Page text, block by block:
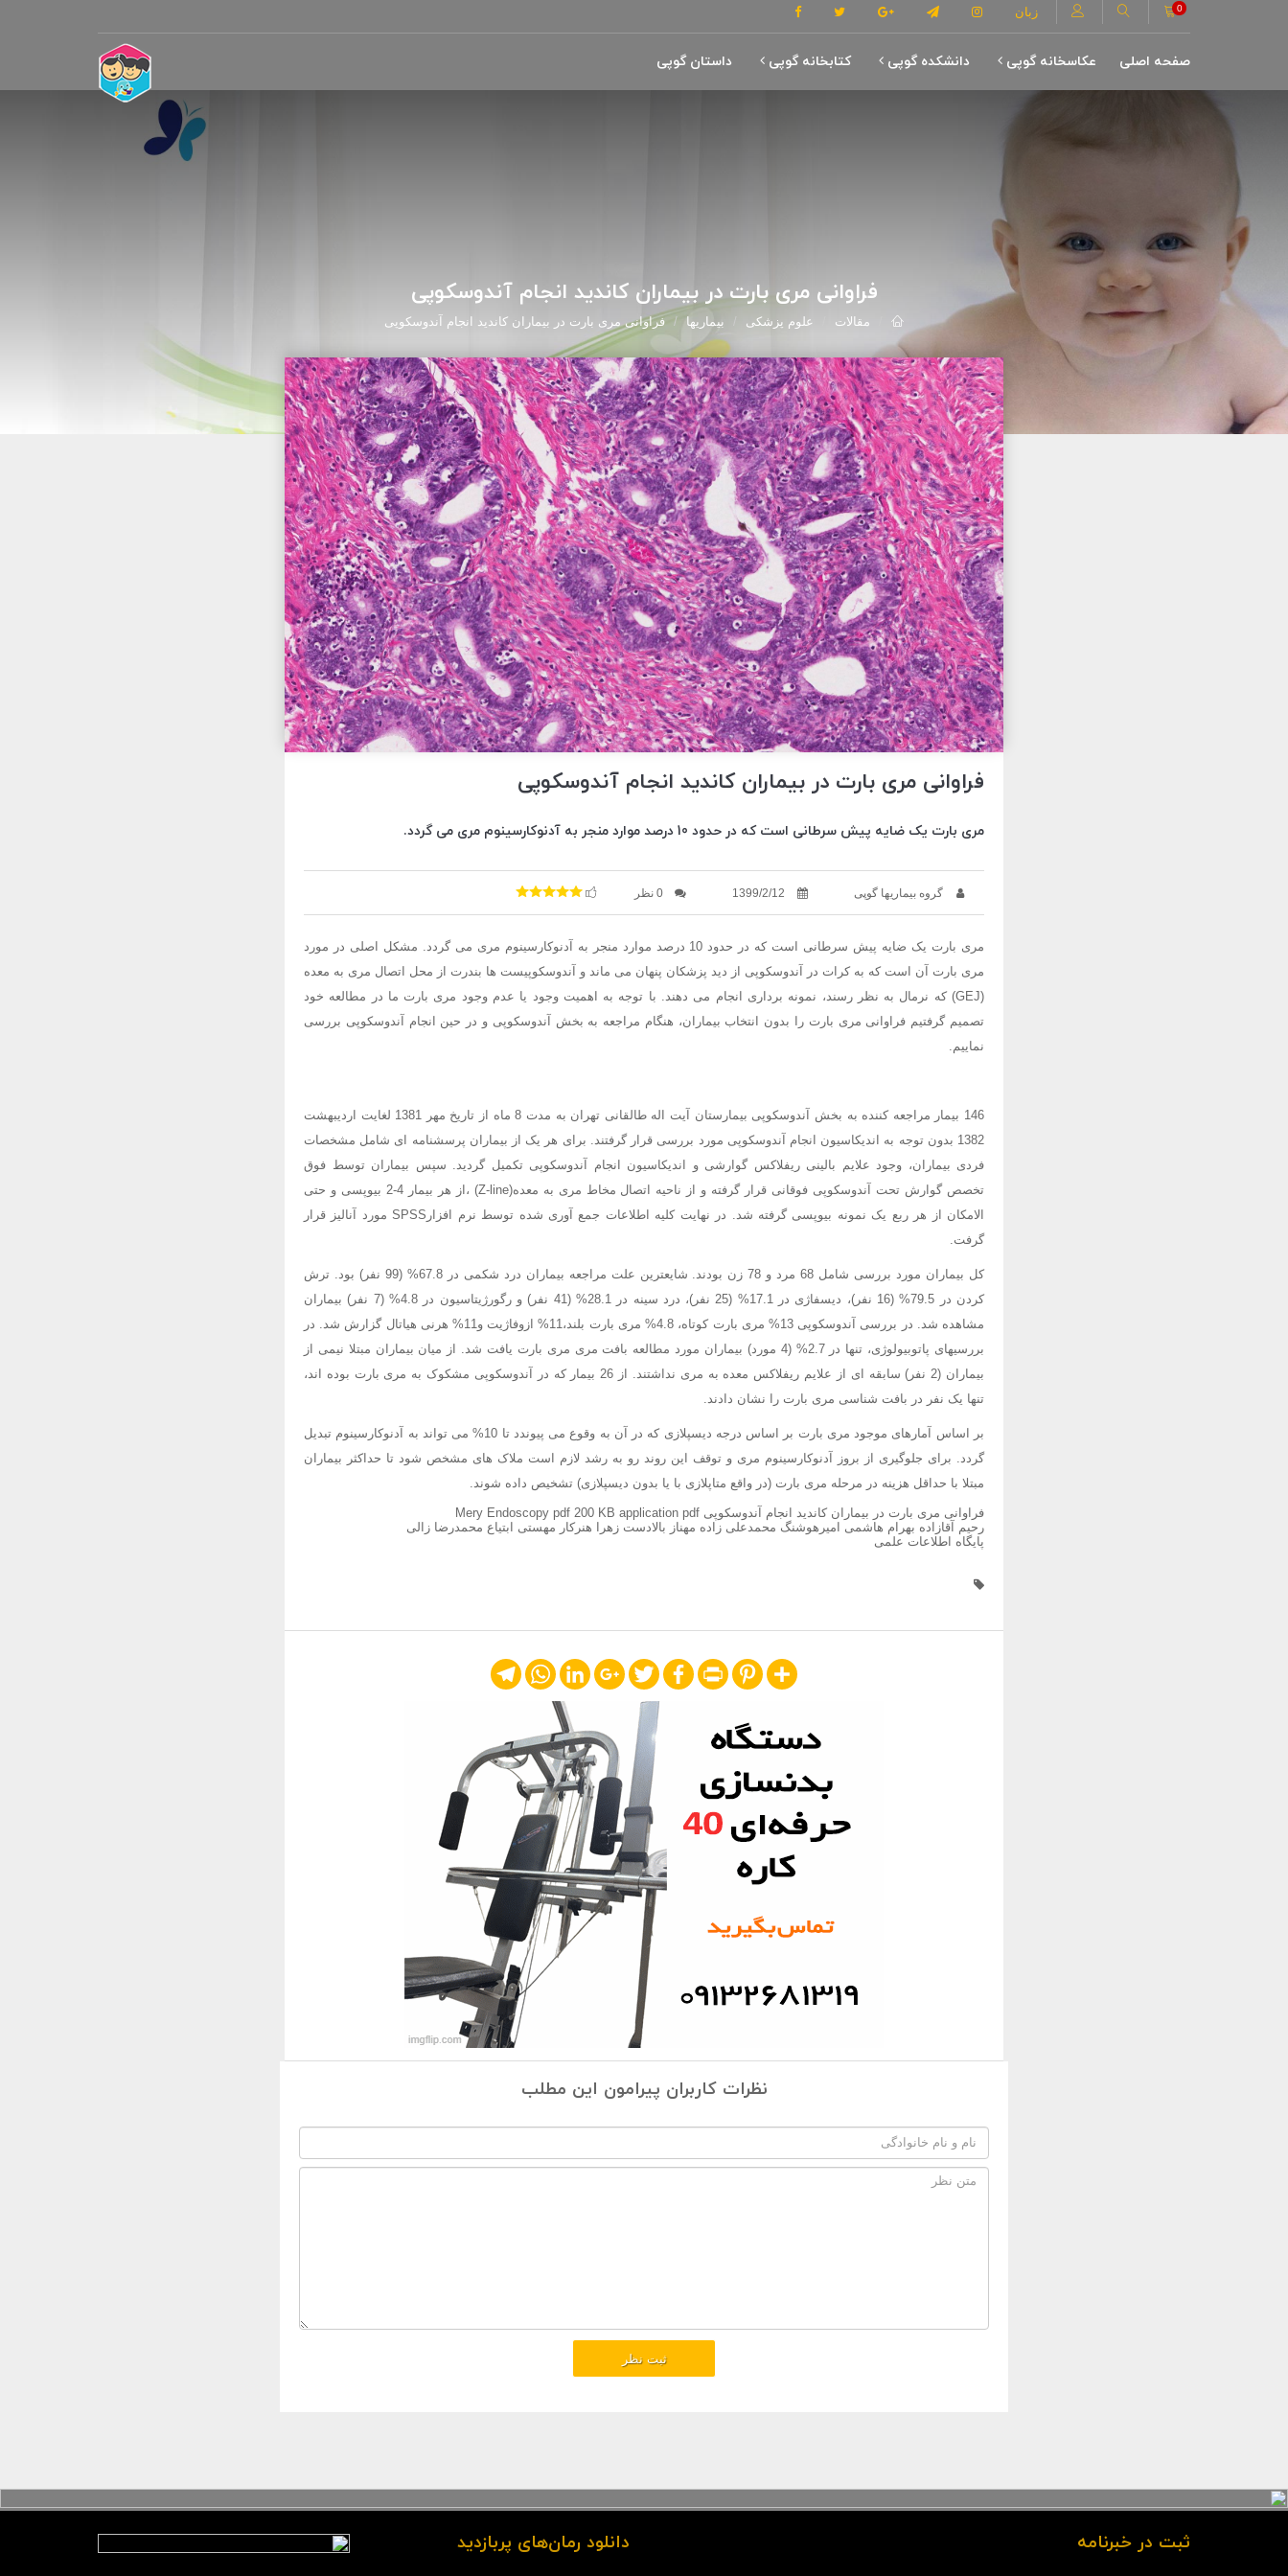
زبان 0
صفحه اصلی عکاسخانه گوپی دانشکده گوپی کتابخانه گوپی داستان گوپی
فراوانی مری بارت در بیماران کاندید انجام آندوسکوپی
مقالات علوم پزشکی بیماریها فراوانی مری بارت در بیماران کاندید انجام آندوسکوپی
فراوانی مری بارت در بیماران کاندید انجام آندوسکوپی
مری بارت یک ضایه پیش سرطانی است که در حدود 10 درصد موارد منجر به آدنوکارسینوم مری می گردد.
گروه بیماریها گوپی 1399/2/12 0 نظر
مری بارت یک ضایه پیش سرطانی است که در حدود 10 درصد موارد منجر به آدنوکارسینوم مری می گردد. مشکل اصلی در مورد
مری بارت آن است که به کرات در آندوسکوپی از دید پزشکان پنهان می ماند و آندوسکوپیست ها بندرت از محل اتصال مری به معده
(GEJ) که نرمال به نظر رسند، نمونه برداری انجام می دهند. با توجه به اهمیت وجود یا عدم وجود مری بارت ما در مطالعه خود
تصمیم گرفتیم فراوانی مری بارت را بدون انتخاب بیماران، هنگام مراجعه به بخش آندوسکوپی و در حین انجام آندوسکوپی بررسی
نماییم.
146 بیمار مراجعه کننده به بخش آندوسکوپی بیمارستان آیت اله طالقانی تهران به مدت 8 ماه از تاریخ مهر 1381 لغایت اردیبهشت
1382 بدون توجه به اندیکاسیون انجام آندوسکوپی مورد بررسی قرار گرفتند. برای هر یک از بیماران پرسشنامه ای شامل مشخصات
فردی بیماران، وجود علایم بالینی ریفلاکس گوارشی و اندیکاسیون انجام آندوسکوپی تکمیل گردید. سپس بیماران توسط فوق
تخصص گوارش تحت آندوسکوپی فوقانی قرار گرفته و از ناحیه اتصال مخاط مری به معده(Z-line) ،از هر بیمار 4-2 بیوپسی و حتی
الامکان از هر ربع یک نمونه بیوپسی گرفته شد. در نهایت کلیه اطلاعات جمع آوری شده توسط نرم افزارSPSS مورد آنالیز قرار
گرفت.
کل بیماران مورد بررسی شامل 68 مرد و 78 زن بودند. شایعترین علت مراجعه بیماران درد شکمی در 67.8% (99 نفر) بود. ترش
کردن در 79.5% (16 نفر)، دیسفاژی در 17.1% (25 نفر)، درد سینه در 28.1% (41 نفر) و رگورژیتاسیون در 4.8% (7 نفر) بیماران
مشاهده شد. در بررسی آندوسکوپی 13% مری بارت کوتاه، 4.8% مری بارت بلند،11% ازوفاژیت و11% هرنی هیاتال گزارش شد. در
بررسیهای پاتوبیولوژی، تنها در 2.7% (4 مورد) بیماران مورد مطالعه بافت مری مری بارت یافت شد. از میان بیماران مبتلا نیمی از
بیماران (2 نفر) سابقه ای از علایم ریفلاکس معده به مری نداشتند. از 26 بیمار که در آندوسکوپی مشکوک به مری بارت بوده اند،
تنها یک نفر در بافت شناسی مری بارت را نشان دادند.
بر اساس آمارهای موجود مری بارت بر اساس درجه دیسپلازی که در آن به وقوع می پیوندد تا 10% می تواند به آدنوکارسینوم تبدیل
گردد. برای جلوگیری از بروز آدنوکارسینوم مری و توقف این روند رو به رشد لازم است ملاک های مشخص شود تا حداکثر بیماران
مبتلا با حداقل هزینه در مرحله مری بارت (در واقع متاپلازی با یا بدون دیسپلازی) تشخیص داده شوند.
فراوانی مری بارت در بیماران کاندید انجام آندوسکوپی Mery Endoscopy pdf 200 KB application pdf
رحیم آقازاده بهرام هاشمی امیرهوشنگ محمدعلی زاده مهناز بالادست زهرا هنرکار مهستی ابتیاع محمدرضا زالی
پایگاه اطلاعات علمی
Share
Pinterest
Print
Facebook
Twitter
Google+
LinkedIn
WhatsApp
Telegram
نظرات کاربران پیرامون این مطلب
دانلود رمان‌های پربازدید ثبت در خبرنامه